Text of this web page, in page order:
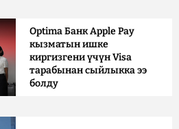
Optima Банк Apple Pay
кызматын ишке
киргизгени үчүн Visa
тарабынан сыйлыкка ээ
болду